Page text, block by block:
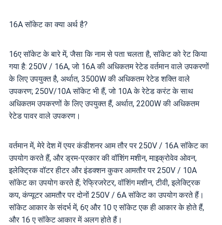
16A सॉकेट का क्या अर्थ है?
16ए सॉकेट के बारे में, जैसा कि नाम से पता चलता है, सॉकेट को रेट किया
गया है: 250V / 16A, जो 16A की अधिकतम रेटेड वर्तमान वाले उपकरणों
के लिए उपयुक्त है, अर्थात, 3500W की अधिकतम रेटेड शक्ति वाले
उपकरण; 250V/10A सॉकेट भी हैं, जो 10A के रेटेड करंट के साथ
अधिकतम उपकरणों के लिए उपयुक्त हैं, अर्थात, 2200W की अधिकतम
रेटेड पावर वाले उपकरण।
वर्तमान में, मेरे देश में एयर कंडीशनर आम तौर पर 250V / 16A सॉकेट का
उपयोग करते हैं, और ड्रम-प्रकार की वॉशिंग मशीन, माइक्रोवेव ओवन,
इलेक्ट्रिक वॉटर हीटर और इंडक्शन कुकर आमतौर पर 250V / 10A
सॉकेट का उपयोग करते हैं; रेफ्रिजरेटर, वॉशिंग मशीन, टीवी, इलेक्ट्रिक
कप, कंप्यूटर आमतौर पर दोनों 250V / 6A सॉकेट का उपयोग करते हैं।
सॉकेट आकार के संदर्भ में, 6ए और 10 ए सॉकेट एक ही आकार के होते हैं,
और 16 ए सॉकेट आकार में अलग होते हैं।